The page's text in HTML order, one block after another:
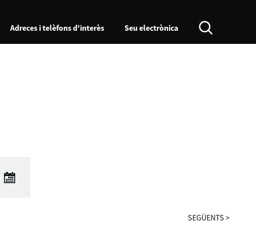
Adreces i telèfons d'interès Seu electrònica
SEGÜENTS >